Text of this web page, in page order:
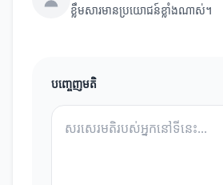
ខ្លឹមសារមានប្រយោជន៍ខ្លាំងណាស់។
បញ្ចេញមតិ